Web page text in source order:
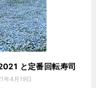
と定番回転寿司
年4月19日